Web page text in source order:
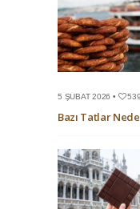
5 ŞUBAT 2026 • 539
Bazı Tatlar